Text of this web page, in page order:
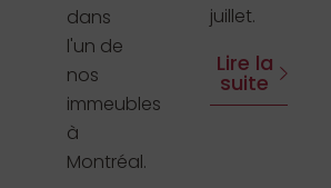
dans
l'un de
nos
immeubles
à
Montréal.
juillet.
Lire la
suite